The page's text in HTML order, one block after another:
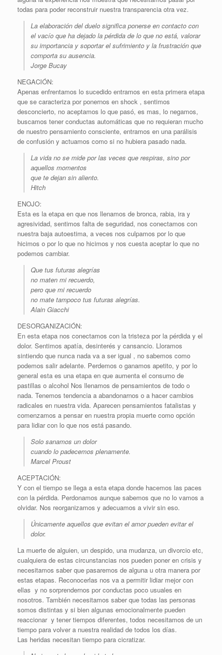
todas para poder reconstruir nuestra transparencia otra vez.
La elaboración del duelo significa ponerse en contacto con
el vacío que ha dejado la pérdida de lo que no está, valorar
su importancia y soportar el sufrimiento y la frustración que
comporta su ausencia.
Jorge Bucay
NEGACIÓN:
Apenas enfrentamos lo sucedido entramos en esta primera etapa
que se caracteriza por ponernos en shock , sentimos
desconcierto, no aceptamos lo que pasó, es mas, lo negamos,
buscamos tener conductas automáticas que no requieran mucho
de nuestro pensamiento consciente, entramos en una parálisis
de confusión y actuamos como si no hubiera pasado nada.
La vida no se mide por las veces que respiras, sino por
aquellos momentos
que te dejan sin aliento.
Hitch
ENOJO:
Esta es la etapa en que nos llenamos de bronca, rabia, ira y
agresividad, sentimos falta de seguridad, nos conectamos con
nuestra baja autoestima, a veces nos culpamos por lo que
hicimos o por lo que no hicimos y nos cuesta aceptar lo que no
podemos cambiar.
Que tus futuras alegrías
no maten mi recuerdo,
pero que mi recuerdo
no mate tampoco tus futuras alegrías.
Alain Giacchi
DESORGANIZACIÓN:
En esta etapa nos conectamos con la tristeza por la pérdida y el
dolor. Sentimos apatía, desinterés y cansancio. Lloramos
sintiendo que nunca nada va a ser igual , no sabemos como
podemos salir adelante. Perdemos o ganamos apetito, y por lo
general esta es una etapa en que aumenta el consumo de
pastillas o alcohol Nos llenamos de pensamientos de todo o
nada. Tenemos tendencia a abandonarnos o a hacer cambios
radicales en nuestra vida. Aparecen pensamientos fatalistas y
comenzamos a pensar en nuestra propia muerte como opción
para lidiar con lo que nos está pasando.
Solo sanamos un dolor
cuando lo padecemos plenamente.
Marcel Proust
ACEPTACIÓN:
Y con el tiempo se llega a esta etapa donde hacemos las paces
con la pérdida. Perdonamos aunque sabemos que no lo vamos a
olvidar. Nos reorganizamos y adecuamos a vivir sin eso.
Únicamente aquellos que evitan el amor pueden evitar el
dolor.
La muerte de alguien, un despido, una mudanza, un divorcio etc,
cualquiera de estas circunstancias nos pueden poner en crisis y
necesitamos saber que pasaremos de alguna u otra manera por
estas etapas. Reconocerlas nos va a permitir lidiar mejor con
ellas y no sorprendernos por conductas poco usuales en
nosotros. También necesitamos saber que todas las personas
somos distintas y si bien algunas emocionalmente pueden
reaccionar y tener tiempos diferentes, todos necesitamos de un
tiempo para volver a nuestra realidad de todos los días.
Las heridas necesitan tiempo para cicratizar.